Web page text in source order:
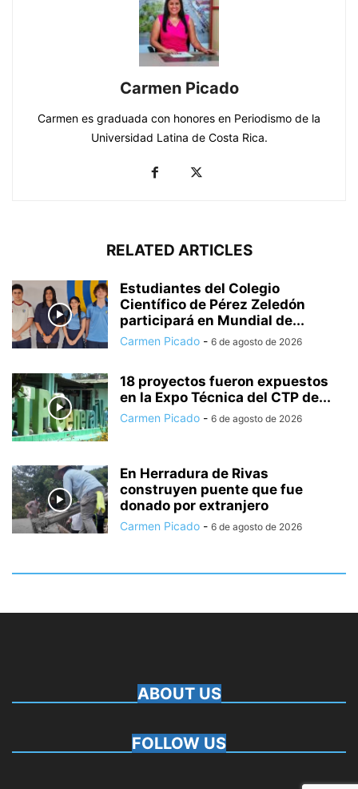
Carmen Picado
Carmen es graduada con honores en Periodismo de la
Universidad Latina de Costa Rica.
RELATED ARTICLES
Estudiantes del Colegio
Científico de Pérez Zeledón
participará en Mundial de...
Carmen Picado - 6 de agosto de 2026
18 proyectos fueron expuestos
en la Expo Técnica del CTP de...
Carmen Picado - 6 de agosto de 2026
En Herradura de Rivas
construyen puente que fue
donado por extranjero
Carmen Picado - 6 de agosto de 2026
ABOUT US
FOLLOW US